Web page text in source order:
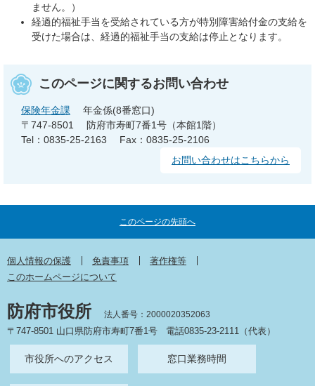
ません。）
経過的福祉手当を受給されている方が特別障害給付金の支給を
受けた場合は、経過的福祉手当の支給は停止となります。
このページに関するお問い合わせ
保険年金課
年金係(8番窓口)
〒747-8501
防府市寿町7番1号（本館1階）
Tel：0835-25-2163
Fax：0835-25-2106
お問い合わせはこちらから
このページの先頭へ
個人情報の保護 免責事項
著作権等
このホームページについて
防府市役所 法人番号：2000020352063
〒747-8501 山口県防府市寿町7番1号 電話0835-23-2111（代表）
市役所へのアクセス 窓口業務時間